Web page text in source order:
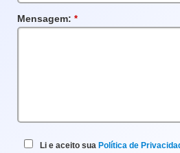
Mensagem:
obrigatório
Li e aceito sua Política de